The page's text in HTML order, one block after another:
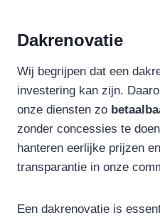
Dakrenovatie
Wij begrijpen dat een
investering kan zijn.
onze diensten zo
zonder concessies te
hanteren eerlijke prijzen
transparantie in onze
Een dakrenovatie is